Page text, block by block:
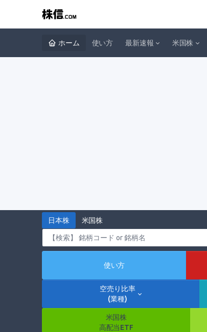
ホーム 使い方 最新速報 米国株
日本株 米国株
使い方
空売り比率
(業種)
米国株
高配当ETF